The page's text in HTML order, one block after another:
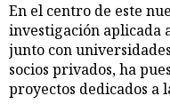
En el centro de este
investigación aplicada
junto con
socios privados, ha
proyectos dedicados a